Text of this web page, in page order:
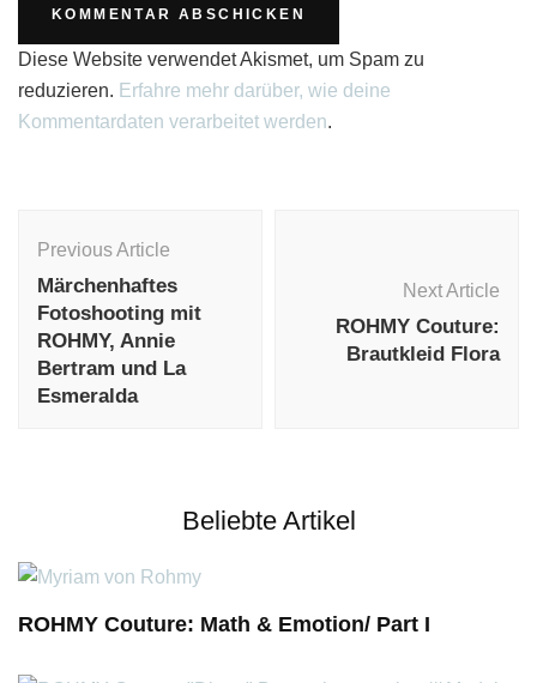
Diese Website verwendet Akismet, um Spam zu
reduzieren. Erfahre mehr darüber, wie deine
Kommentardaten verarbeitet werden.
Navigation
Previous Article
Märchenhaftes
Fotoshooting mit
ROHMY, Annie
Bertram und La
Esmeralda
Next Article
ROHMY Couture:
Brautkleid Flora
Beliebte Artikel
ROHMY Couture: Math & Emotion/ Part I